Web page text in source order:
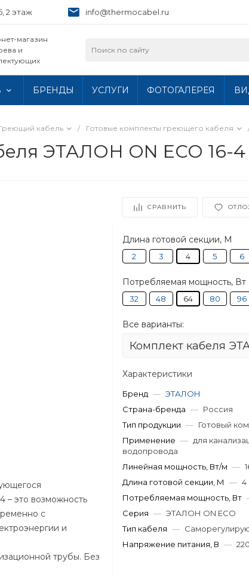
2 этаж info@thermocabel.ru
магазин
и
БРЕНДЫ УСЛУГИ ФОТОГАЛЕРЕЯ
кабель / Готовые комплекты греющего кабеля
ЭТАЛОН ON ECO 16-
СРАВНИТЬ
– это возможность
с
и
трубы. Без
Длина готовой секции, М
2 3 4 5 6
Потребляемая мощность, Вт
32 48 64 80 96
Все варианты:
Характеристики
Бренд — ЭТАЛОН
Страна-бренда — Россия
Тип продукции — Готовый
Применение — для
водопровода
Линейная мощность, Вт/м —
Длина готовой секции, М
— 4
Потребляемая мощность, Вт
Серия — ЭТАЛОН ON ECO
Тип кабеля —
Напряжение питания, В — 220